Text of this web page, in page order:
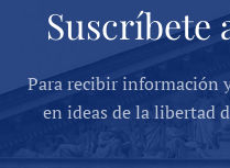
Suscríbete
Para recibir información
en ideas de la libertad